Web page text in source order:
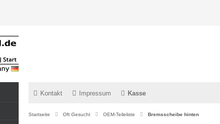
Kontakt Impressum Kasse
Startseite Oft Gesucht OEM-Teileliste Bremsscheibe hinten